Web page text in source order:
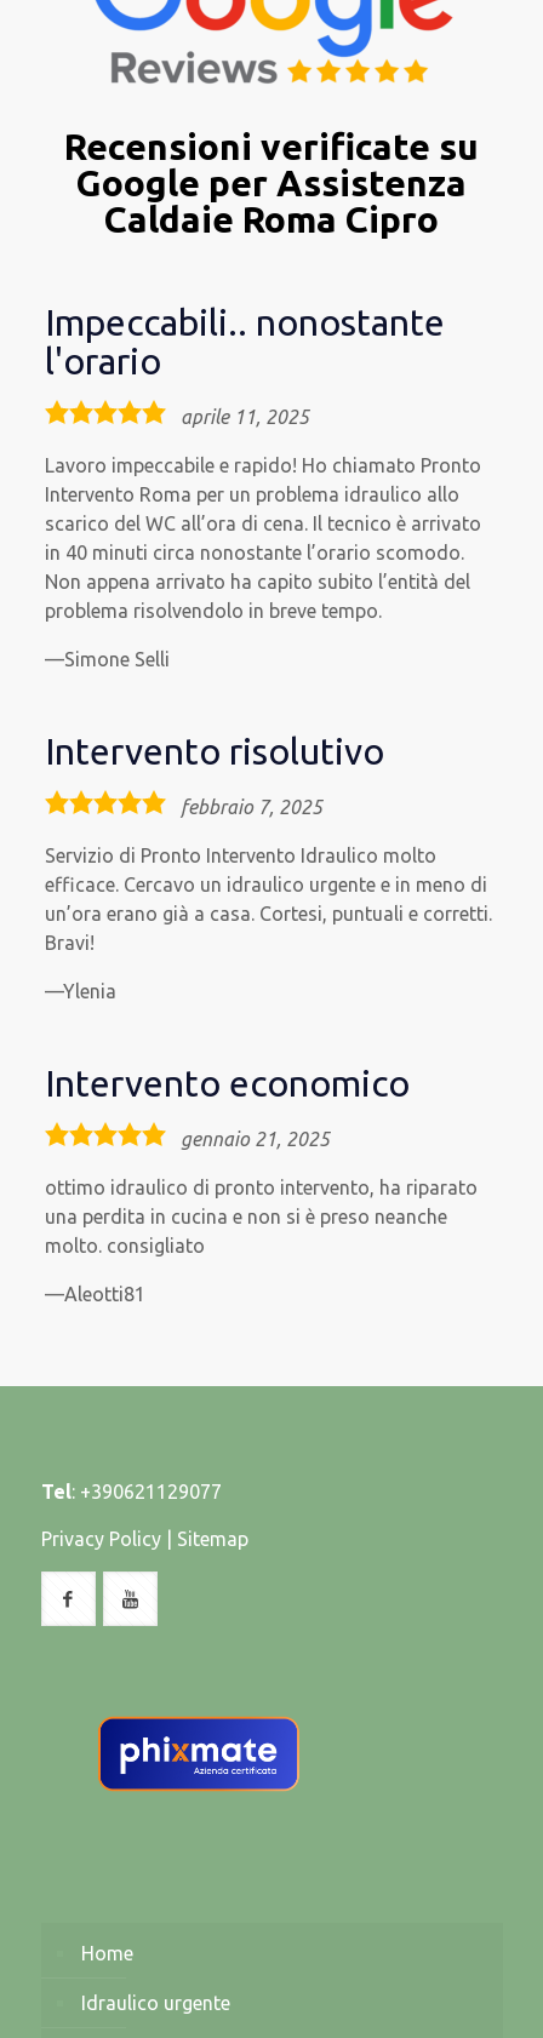
Recensioni verificate su
Google per Assistenza
Caldaie Roma Cipro
Impeccabili.. nonostante
l'orario
5,0
aprile 11, 2025
Lavoro impeccabile e rapido! Ho chiamato Pronto
Intervento Roma per un problema idraulico allo
scarico del WC all’ora di cena. Il tecnico è arrivato
in 40 minuti circa nonostante l’orario scomodo.
Non appena arrivato ha capito subito l’entità del
problema risolvendolo in breve tempo.
Simone Selli
Intervento risolutivo
5,0
febbraio 7, 2025
Servizio di Pronto Intervento Idraulico molto
efficace. Cercavo un idraulico urgente e in meno di
un’ora erano già a casa. Cortesi, puntuali e corretti.
Bravi!
Ylenia
Intervento economico
5,0
gennaio 21, 2025
ottimo idraulico di pronto intervento, ha riparato
una perdita in cucina e non si è preso neanche
molto. consigliato
Aleotti81
Tel: +390621129077
Privacy Policy| Sitemap
Home
Idraulico urgente